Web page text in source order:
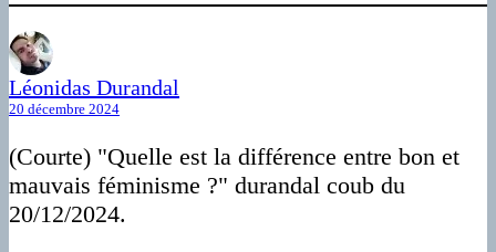
Léonidas Durandal
20 décembre 2024
(Courte) "Quelle est la différence entre bon et
mauvais féminisme ?" durandal coub du
20/12/2024.